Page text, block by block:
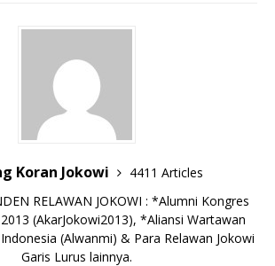
A Li
n
o
Koran Jokowi
4411 Articles
RELAWAN JOKOWI : *Alumni Kongres
(AkarJokowi2013), *Aliansi Wartawan
(Alwanmi) & Para Relawan Jokowi
Garis Lurus lainnya.